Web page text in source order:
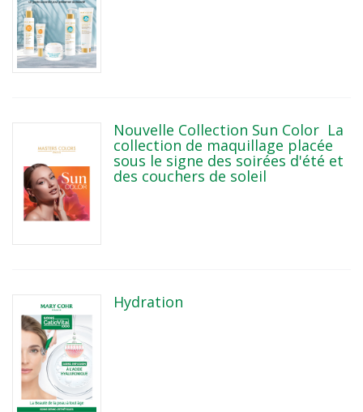
Nouvelle Collection Sun Color La
collection de maquillage placée
sous le signe des soirées d'été et
des couchers de soleil
Hydration